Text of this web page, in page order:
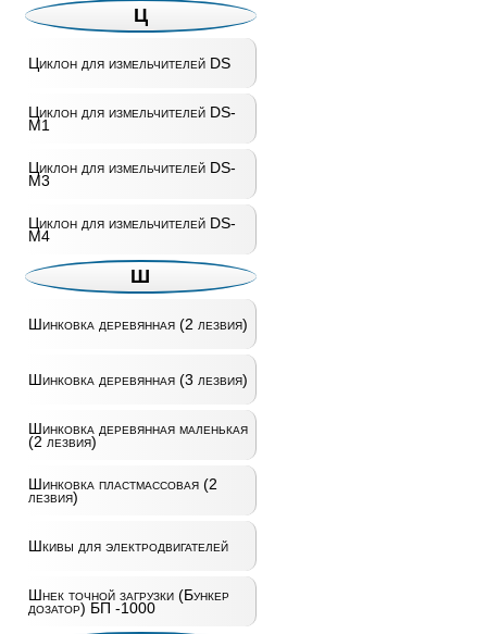
Ц
Циклон для измельчителей DS
Циклон для измельчителей DS-
M1
Циклон для измельчителей DS-
M3
Циклон для измельчителей DS-
M4
Ш
Шинковка деревянная (2 лезвия)
Шинковка деревянная (3 лезвия)
Шинковка деревянная маленькая
(2 лезвия)
Шинковка пластмассовая (2
лезвия)
Шкивы для электродвигателей
Шнек точной загрузки (Бункер
дозатор) БП -1000